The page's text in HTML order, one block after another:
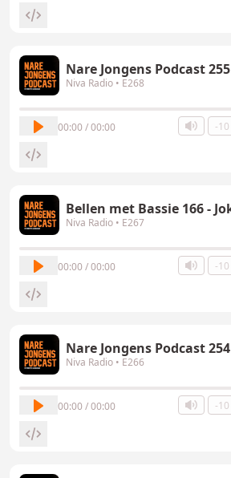
Nare Jongens Podcast
Niva Radio • E268
00:00 / 00:00 -10
Bellen met Bassie 166 -
Niva Radio • E267
00:00 / 00:00 -10
Niva Radio • E266
00:00 / 00:00 -10